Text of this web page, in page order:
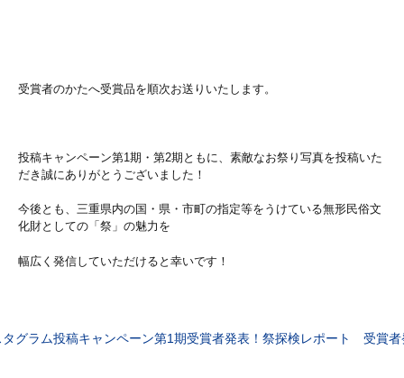
受賞者のかたへ受賞品を順次お送りいたします。
投稿キャンペーン第1期・第2期ともに、素敵なお祭り写真を投稿いた
だき誠にありがとうございました！
今後とも、三重県内の国・県・市町の指定等をうけている無形民俗文
化財としての「祭」の魅力を
幅広く発信していただけると幸いです！
投
グラム投稿キャンペーン第1期受賞者発表！ 祭探検レポート 受賞者